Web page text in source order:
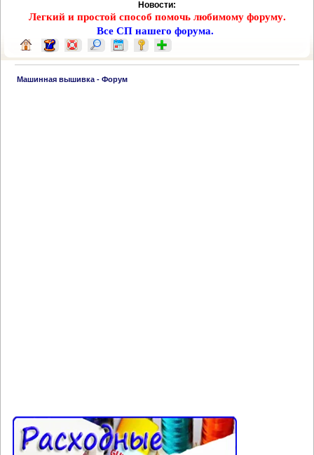
Новости:
Легкий и простой способ помочь любимому форуму.
Все СП нашего форума.
Машинная вышивка - Форум